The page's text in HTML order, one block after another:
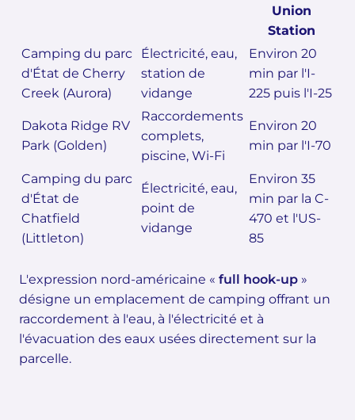
Union
Station
Camping du parc
d'État de Cherry
Creek (Aurora)
Électricité, eau,
station de
vidange
Environ 20
min par l'I-
225 puis l'I-25
Dakota Ridge RV
Park (Golden)
Raccordements
complets,
piscine, Wi-Fi
Environ 20
min par l'I-70
Camping du parc
d'État de
Chatfield
(Littleton)
Électricité, eau,
point de
vidange
Environ 35
min par la C-
470 et l'US-
85
L'expression nord-américaine « full hook-up »
désigne un emplacement de camping offrant un
raccordement à l'eau, à l'électricité et à
l'évacuation des eaux usées directement sur la
parcelle.